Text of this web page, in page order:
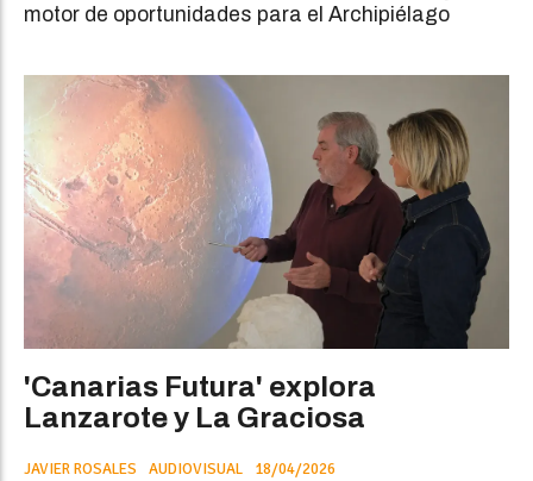
motor de oportunidades para el Archipiélago
'Canarias Futura' explora
Lanzarote y La Graciosa
JAVIER ROSALES AUDIOVISUAL 18/04/2026